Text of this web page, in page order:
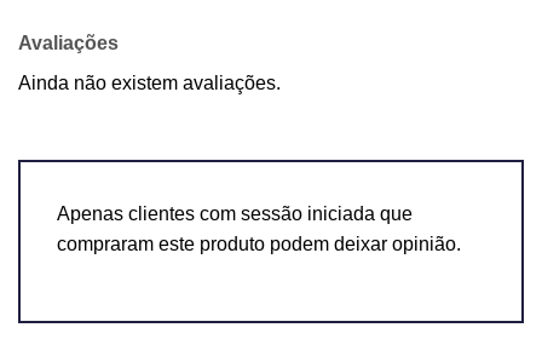
Avaliações
Ainda não existem avaliações.
Apenas clientes com sessão iniciada que
compraram este produto podem deixar opinião.